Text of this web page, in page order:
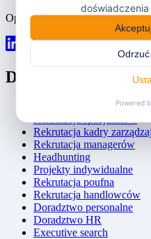
Opinie Google:4,9/5 ★
Dla pracodawców
Rekrutacja kadry
Rekrutacja managerów
Headhunting
Projekty indywidualne
Rekrutacja poufna
Rekrutacja handlowców
Doradztwo personalne
Doradztwo HR
Executive search